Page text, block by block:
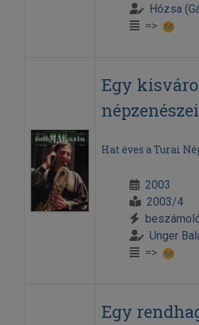
Hózsa
=>
Egy
népzenészei
Hat éves a Turai
2003
2003/4
Unger
=>
Egy